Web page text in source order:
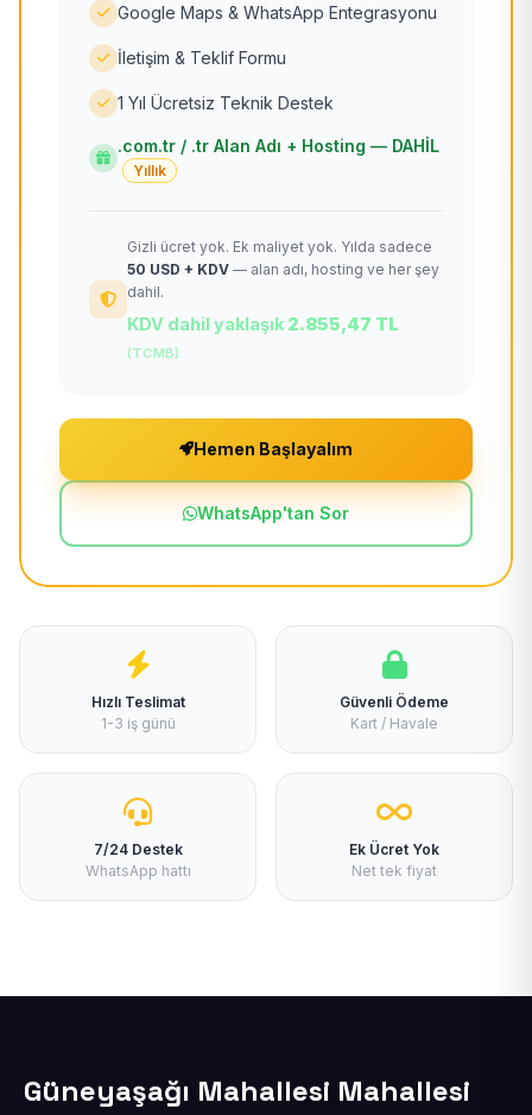
Google Maps & WhatsApp Entegrasyonu
İletişim & Teklif Formu
1 Yıl Ücretsiz Teknik Destek
.com.tr / .tr Alan Adı + Hosting — DAHİL
Yıllık
Gizli ücret yok. Ek maliyet yok. Yılda sadece
50 USD + KDV — alan adı, hosting ve her şey
dahil.
KDV dahil yaklaşık 2.855,47 TL
(TCMB)
Hemen Başlayalım
WhatsApp'tan Sor
Hızlı Teslimat
1-3 iş günü
Güvenli Ödeme
Kart / Havale
7/24 Destek
WhatsApp hattı
Ek Ücret Yok
Net tek fiyat
Güneyaşağı Mahallesi Mahallesi